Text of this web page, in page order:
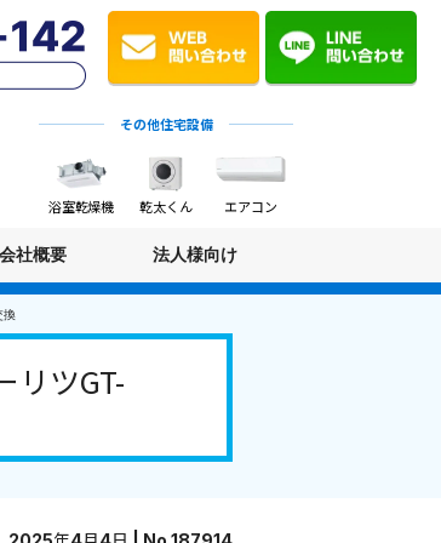
その他住宅設備
浴室乾燥機 乾太くん エアコン
会社概要 法人様向け
換
リツGT-